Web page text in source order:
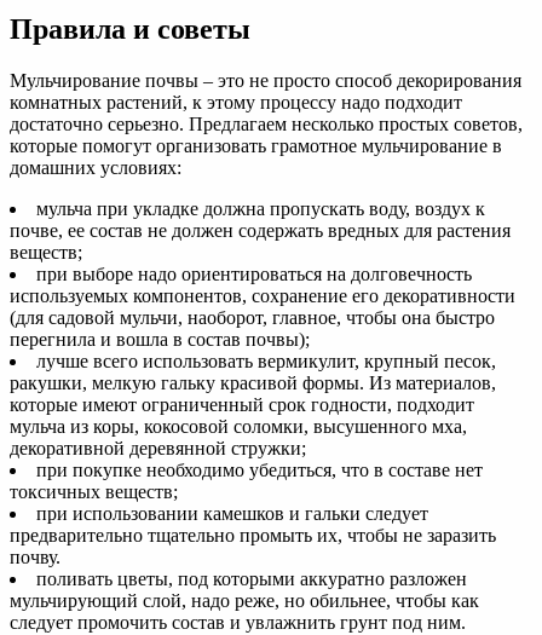
Правила и советы
Мульчирование почвы – это не просто способ декорирования
комнатных растений, к этому процессу надо подходит
достаточно серьезно. Предлагаем несколько простых советов,
которые помогут организовать грамотное мульчирование в
домашних условиях:
мульча при укладке должна пропускать воду, воздух к
почве, ее состав не должен содержать вредных для растения
веществ;
при выборе надо ориентироваться на долговечность
используемых компонентов, сохранение его декоративности
(для садовой мульчи, наоборот, главное, чтобы она быстро
перегнила и вошла в состав почвы);
лучше всего использовать вермикулит, крупный песок,
ракушки, мелкую гальку красивой формы. Из материалов,
которые имеют ограниченный срок годности, подходит
мульча из коры, кокосовой соломки, высушенного мха,
декоративной деревянной стружки;
при покупке необходимо убедиться, что в составе нет
токсичных веществ;
при использовании камешков и гальки следует
предварительно тщательно промыть их, чтобы не заразить
почву.
поливать цветы, под которыми аккуратно разложен
мульчирующий слой, надо реже, но обильнее, чтобы как
следует промочить состав и увлажнить грунт под ним.